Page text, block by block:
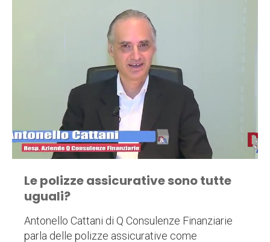
Le polizze assicurative sono tutte
uguali?
Antonello Cattani di Q Consulenze Finanziarie
parla delle polizze assicurative come